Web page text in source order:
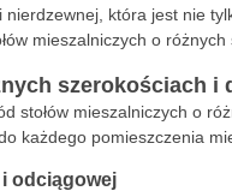
która jest nie
mieszalniczych o
szerokościach i
stołów mieszalniczych o
każdego pomieszczenia
odciągowej